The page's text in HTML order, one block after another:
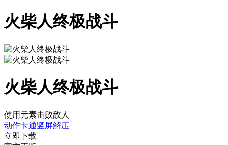
火柴人终极战斗
火柴人终极战斗
使用元素击败敌人
动作卡通竖屏解压
立即下载